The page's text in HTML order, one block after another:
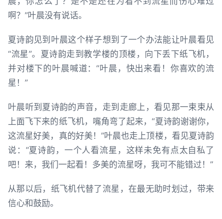
啊？”叶晨没有说话。
夏诗韵见到叶晨这个样子想到了一个办法能让叶晨看见
“流星”。夏诗韵走到教学楼的顶楼，向下丢下纸飞机，
并对楼下的叶晨喊道：“叶晨，快出来看！你喜欢的流
星！”
叶晨听到夏诗韵的声音，走到走廊上，看见那一束束从
上面飞下来的纸飞机，嘴角弯了起来，“夏诗韵谢谢你，
这流星好美，真的好美！”叶晨也走上顶楼，看见夏诗韵
说：“夏诗韵，一个人看流星，这样未免有点太自私了
吧！来，我们一起看！多美的流星呀，我可不能错过！”
从那以后，纸飞机代替了流星，在最无助时划过，带来
信心和鼓励。